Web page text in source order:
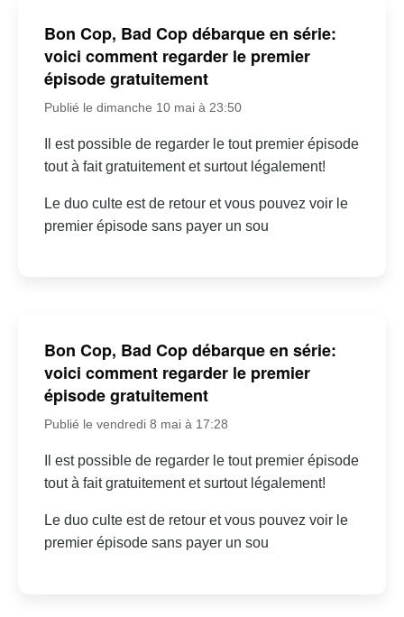
Bon Cop, Bad Cop débarque en série:
voici comment regarder le premier
épisode gratuitement
Publié le dimanche 10 mai à 23:50
Il est possible de regarder le tout premier épisode
tout à fait gratuitement et surtout légalement!
Le duo culte est de retour et vous pouvez voir le
premier épisode sans payer un sou
Bon Cop, Bad Cop débarque en série:
voici comment regarder le premier
épisode gratuitement
Publié le vendredi 8 mai à 17:28
Il est possible de regarder le tout premier épisode
tout à fait gratuitement et surtout légalement!
Le duo culte est de retour et vous pouvez voir le
premier épisode sans payer un sou